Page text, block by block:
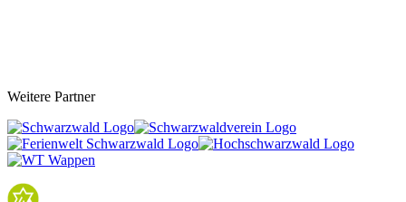
Weitere Partner